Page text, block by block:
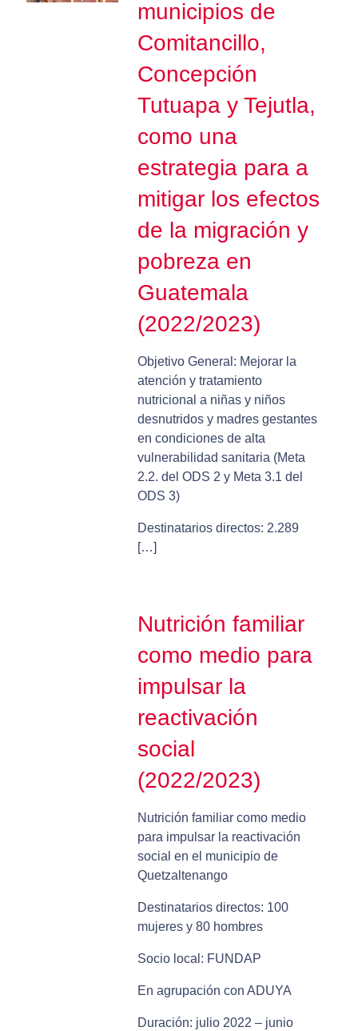
municipios de
Comitancillo,
Concepción
Tutuapa y Tejutla,
como una
estrategia para a
mitigar los efectos
de la migración y
pobreza en
Guatemala
(2022/2023)
Objetivo General: Mejorar la
atención y tratamiento
nutricional a niñas y niños
desnutridos y madres gestantes
en condiciones de alta
vulnerabilidad sanitaria (Meta
2.2. del ODS 2 y Meta 3.1 del
ODS 3)
Destinatarios directos: 2.289
[…]
Nutrición familiar
como medio para
impulsar la
reactivación
social
(2022/2023)
Nutrición familiar como medio
para impulsar la reactivación
social en el municipio de
Quetzaltenango
Destinatarios directos: 100
mujeres y 80 hombres
Socio local: FUNDAP
En agrupación con ADUYA
Duración: julio 2022 – junio